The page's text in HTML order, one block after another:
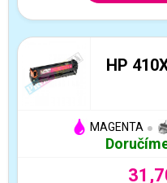
HP
MAGENTA